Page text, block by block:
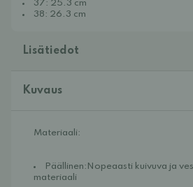
37: 25.3 cm
38: 26.3 cm
Lisätiedot
Kuvaus
Materiaali:
Päällinen:Nopeaasti kuivuva ja
materiaali